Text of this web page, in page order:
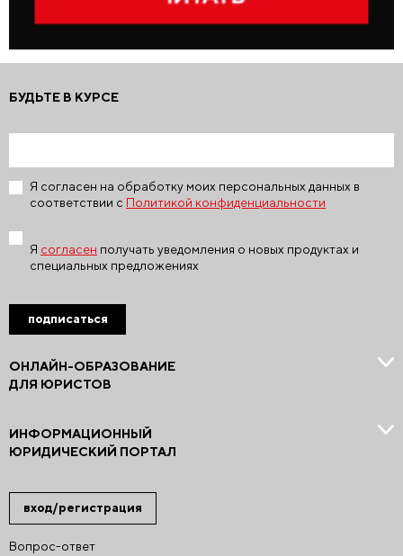
вход/регистрация
Вопрос-ответ
ОНЛАЙН-ОБРАЗОВАНИЕ
ДЛЯ ЮРИСТОВ
ИНФОРМАЦИОННЫЙ
ЮРИДИЧЕСКИЙ ПОРТАЛ
БУДЬТЕ В КУРСЕ
Я согласен на обработку моих персональных данных в
соответствии с Политикой конфиденциальности
Я согласен получать уведомления о новых продуктах и
специальных предложениях
подписаться